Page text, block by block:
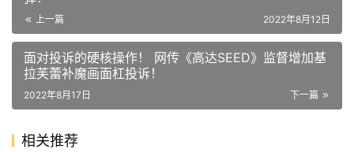
上一篇 2022年8月12日
面对投诉的硬核操作！ 网传《高达SEED》监督增加基
拉芙蕾补魔画面杠投诉！
下一篇
2022年8月17日
相关推荐